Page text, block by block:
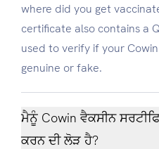
where did you get
certificate also contains a
used to verify if your
genuine or fake.
ਮੈਨੂੰ Cowin ਵੈਕਸੀਨ
ਕਰਨ ਦੀ ਲੋੜ ਹੈ?